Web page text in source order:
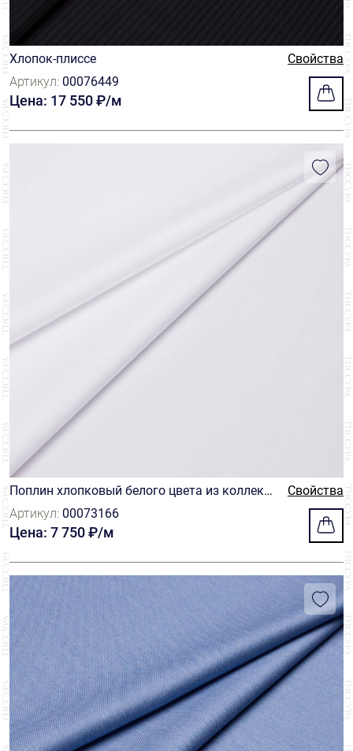
Хлопок-плиссе
Свойства
Артикул: 00076449
Цена: 17 550 ₽/м
Поплин хлопковый белого цвета из коллекц
ии «Путешествие» (Journey) от компании Th
omas Mason
Свойства
Артикул: 00073166
Цена: 7 750 ₽/м